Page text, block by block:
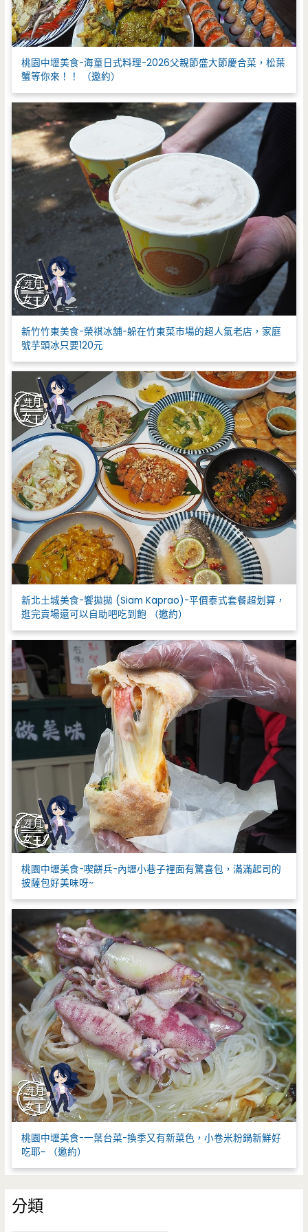
桃園中壢美食-海童日式料理-2026父親節盛大節慶合菜，松葉
蟹等你來！！ （邀約）
新竹竹東美食-榮祺冰舖-躲在竹東菜市場的超人氣老店，家庭
號芋頭冰只要120元
新北土城美食-饗拋拋 (Siam Kaprao)-平價泰式套餐超划算，
逛完賣場還可以自助吧吃到飽 （邀約）
桃園中壢美食-喫餅兵-內壢小巷子裡面有驚喜包，滿滿起司的
披薩包好美味呀~
桃園中壢美食-一葉台菜-換季又有新菜色，小卷米粉鍋新鮮好
吃耶~ （邀約）
分類